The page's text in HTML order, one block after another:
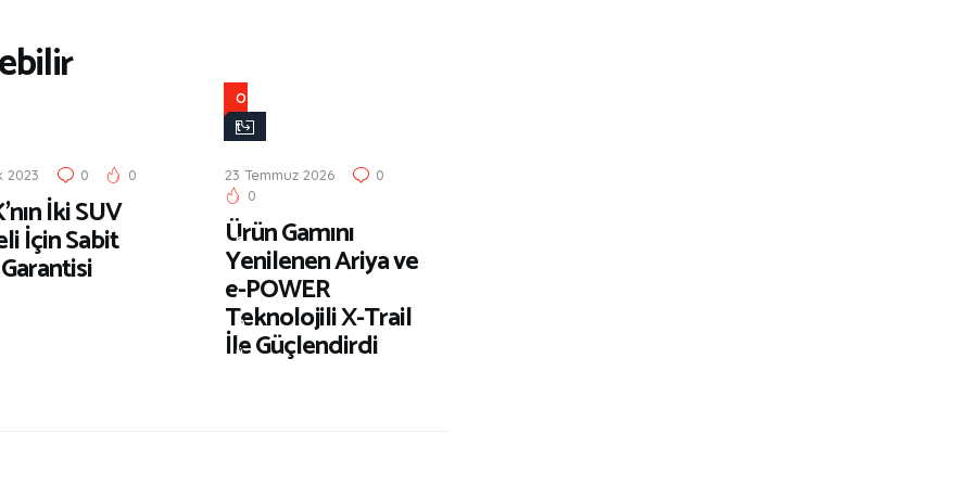
2023 0 0
İki SUV
İçin Sabit
O
t
m
b
l
D
ü
23 Temmuz 2026
0
0
Ürün Gamını
Yenilenen Ariya ve
e-POWER
Teknolojili X-Trail
İle Güçlendirdi